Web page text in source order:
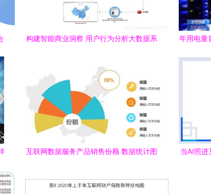
构建智能商业洞察 用户行为分析大数据系
年用电量
互联网数据服务产品销售份额 数据统计图
当AI照进